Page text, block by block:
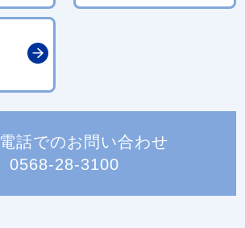
電話でのお問い合わせ
0568-28-3100